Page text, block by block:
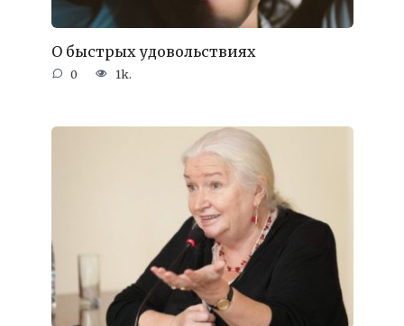
О быстрых удовольствиях
0 1k.